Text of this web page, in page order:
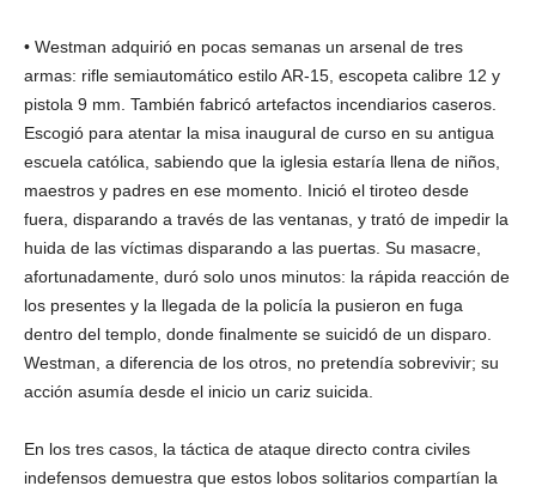
• Westman adquirió en pocas semanas un arsenal de tres
armas: rifle semiautomático estilo AR-15, escopeta calibre 12 y
pistola 9 mm. También fabricó artefactos incendiarios caseros.
Escogió para atentar la misa inaugural de curso en su antigua
escuela católica, sabiendo que la iglesia estaría llena de niños,
maestros y padres en ese momento. Inició el tiroteo desde
fuera, disparando a través de las ventanas, y trató de impedir la
huida de las víctimas disparando a las puertas. Su masacre,
afortunadamente, duró solo unos minutos: la rápida reacción de
los presentes y la llegada de la policía la pusieron en fuga
dentro del templo, donde finalmente se suicidó de un disparo.
Westman, a diferencia de los otros, no pretendía sobrevivir; su
acción asumía desde el inicio un cariz suicida.
En los tres casos, la táctica de ataque directo contra civiles
indefensos demuestra que estos lobos solitarios compartían la